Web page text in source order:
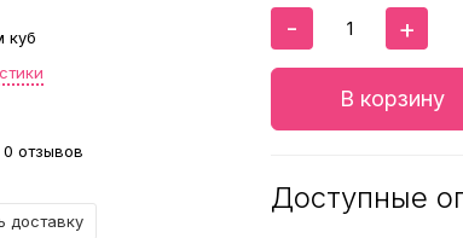
куб
0 отзывов
доставку
- +
В корзину
Доступные